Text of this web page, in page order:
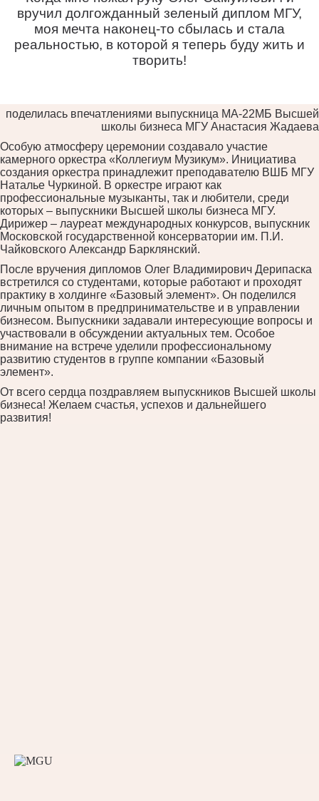
вручил долгожданный зеленый диплом МГУ,
моя мечта наконец-то сбылась и стала
реальностью, в которой я теперь буду жить и
творить!
поделилась впечатлениями выпускница МА-22МБ Высшей
школы бизнеса МГУ Анастасия Жадаева
Особую атмосферу церемонии создавало участие
камерного оркестра «Коллегиум Музикум». Инициатива
создания оркестра принадлежит преподавателю ВШБ МГУ
Наталье Чуркиной. В оркестре играют как
профессиональные музыканты, так и любители, среди
которых – выпускники Высшей школы бизнеса МГУ.
Дирижер – лауреат международных конкурсов, выпускник
Московской государственной консерватории им. П.И.
Чайковского Александр Барклянский.
После вручения дипломов Олег Владимирович Дерипаска
встретился со студентами, которые работают и проходят
практику в холдинге «Базовый элемент». Он поделился
личным опытом в предпринимательстве и в управлении
бизнесом. Выпускники задавали интересующие вопросы и
участвовали в обсуждении актуальных тем. Особое
внимание на встрече уделили профессиональному
развитию студентов в группе компании «Базовый
элемент».
От всего сердца поздравляем выпускников Высшей школы
бизнеса! Желаем счастья, успехов и дальнейшего
развития!